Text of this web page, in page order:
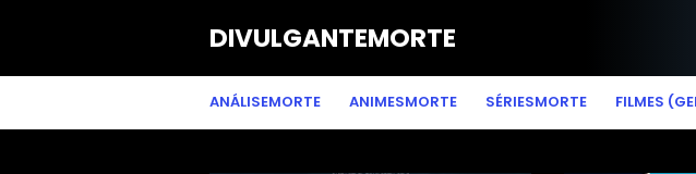
DIVULGANTEMORTE
ANÁLISEMORTE ANIMESMORTE SÉRIESMORTE FILMES